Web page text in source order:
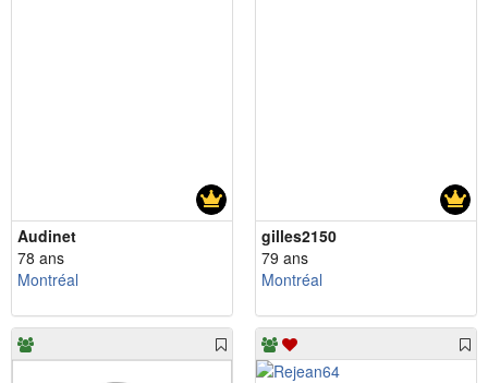
Audinet
78 ans
Montréal
gilles2150
79 ans
Montréal